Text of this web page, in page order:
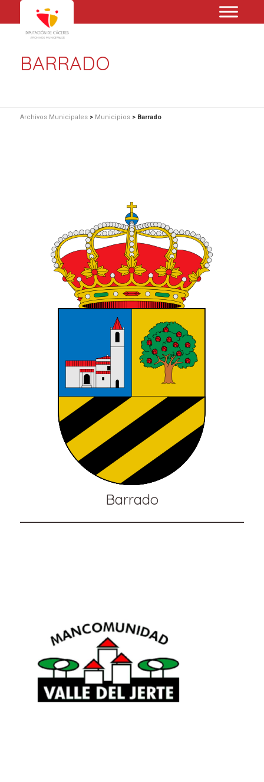
BARRADO
Archivos Municipales> Municipios> Barrado
Barrado